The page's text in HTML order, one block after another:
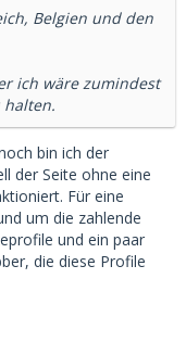
Belgien und den
ich wäre zumindest
halten.
bin ich der
der Seite ohne eine
Für eine
um die zahlende
und ein paar
die diese Profile